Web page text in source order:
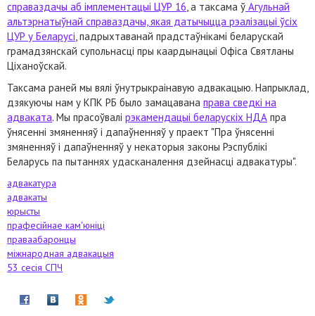
справаздачы аб імплементацыі ЦУР 16, а таксама ў Агульнай
альтэрнатыўнай справаздачы, якая датычыцца рэалізацыі ўсіх
ЦУР у Беларусі, падрыхтаванай прадстаўнікамі беларускай
грамадзянскай супольнасці пры каардынацыі Офіса Святланы
Ціханоўскай.
Таксама раней мы вялі ўнутрыкраінавую адвакацыю. Напрыклад,
дзякуючы нам у КПК РБ было замацавана права сведкі на
адваката. Мы прасоўвалі рэкамендацыі беларускіх НДА пра
ўнясенні змяненняў і дапаўненняў у праект "Пра ўнясенні
змяненняў і дапаўненняў у некаторыя законы Рэспублікі
Беларусь па пытаннях удасканалення дзейнасці адвакатуры".
адвакатура
адвакаты
юрысты
прафесійнае кам'юніці
праваабаронцы
міжнародная адвакацыя
53 сесія СПЧ